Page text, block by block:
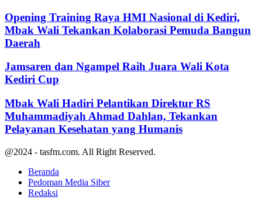
Opening Training Raya HMI Nasional di Kediri,
Mbak Wali Tekankan Kolaborasi Pemuda Bangun
Daerah
Jamsaren dan Ngampel Raih Juara Wali Kota
Kediri Cup
Mbak Wali Hadiri Pelantikan Direktur RS
Muhammadiyah Ahmad Dahlan, Tekankan
Pelayanan Kesehatan yang Humanis
@2024 - tasfm.com. All Right Reserved.
Beranda
Pedoman Media Siber
Redaksi